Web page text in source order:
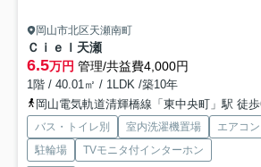
岡山市北区天瀬南町
Ｃｉｅｌ天瀬
6.5万円 管理/共益費4,000円
1階 / 40.01㎡ / 1LDK /築10年
岡山電気軌道清輝橋線「東中央町」駅 徒
バス・トイレ別 室内洗濯機置場 エアコン
駐輪場
TVモニタ付インターホン